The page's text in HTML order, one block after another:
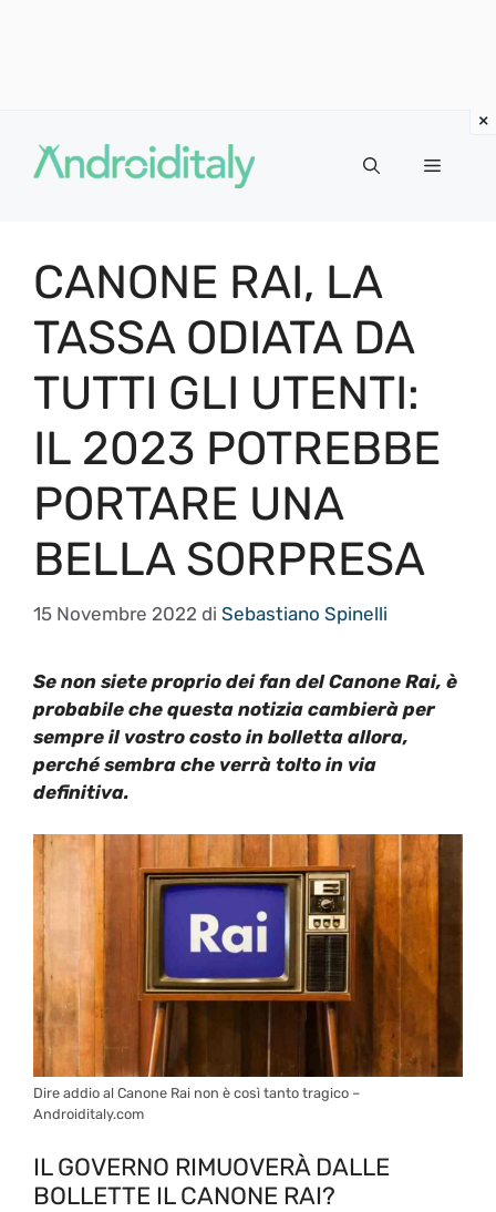
contenuto
MENU
CANONE RAI, LA
TASSA ODIATA DA
TUTTI GLI UTENTI:
IL 2023 POTREBBE
PORTARE UNA
BELLA SORPRESA
15 Novembre 2022 di Sebastiano Spinelli
Se non siete proprio dei fan delCanone Rai, è
probabile che questa notizia cambierà per
sempre il vostro costo in bolletta allora,
perchésembra che verrà tolto in via
definitiva.
Dire addio al Canone Rai non è così tanto tragico –
Androiditaly.com
IL GOVERNO RIMUOVERÀ DALLE
BOLLETTE IL CANONE RAI?